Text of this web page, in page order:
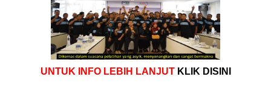
UNTUK INFO LEBIH LANJUT KLIK DISINI